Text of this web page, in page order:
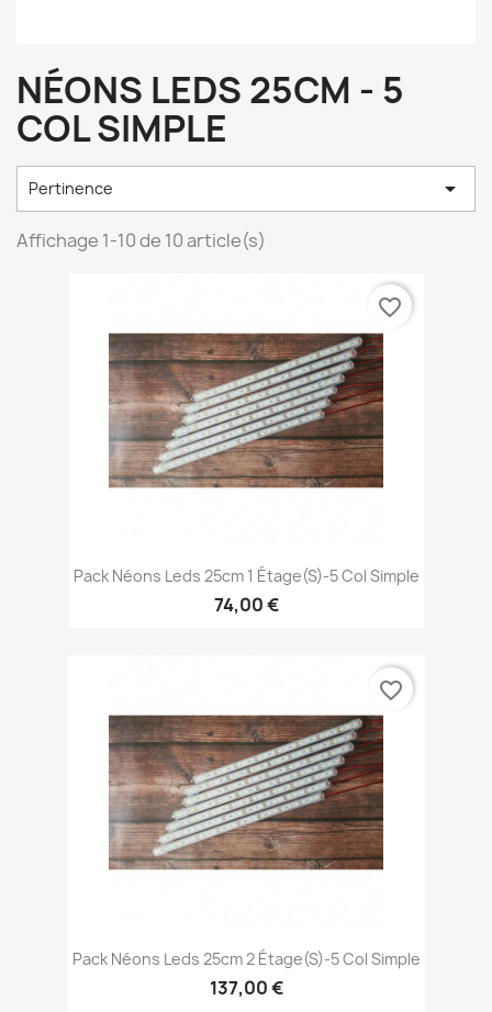
NÉONS LEDS 25CM - 5
COL SIMPLE
Pertinence 
Affichage 1-10 de 10 article(s)
Pack Néons Leds 25cm 1 Étage(s)-5 Col Simple
74,00 €
favorite_border
Pack Néons Leds 25cm 2 Étage(s)-5 Col Simple
137,00 €
favorite_border